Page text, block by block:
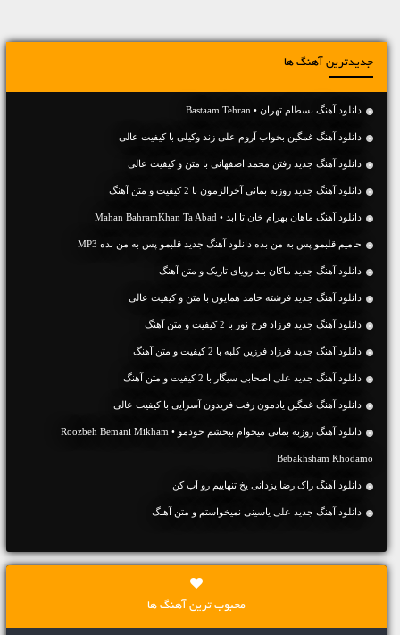
جدیدترین آهنگ ها
دانلود آهنگ بسطام تهران • Bastaam Tehran
دانلود آهنگ غمگین بخواب آروم علی زند وکیلی با کیفیت عالی
دانلود آهنگ جديد رفتن محمد اصفهانی با متن و کیفیت عالی
دانلود آهنگ جديد روزبه بمانی آخرالزمون با 2 کیفیت و متن آهنگ
دانلود آهنگ ماهان بهرام خان تا ابد • Mahan BahramKhan Ta Abad
حامیم قلبمو پس به من بده دانلود آهنگ جدید قلبمو پس به من بده MP3
دانلود آهنگ جديد ماکان بند رویای تاریک و متن آهنگ
دانلود آهنگ جديد فرشته حامد همایون با متن و کیفیت عالی
دانلود آهنگ جديد فرزاد فرخ نور با 2 کیفیت و متن آهنگ
دانلود آهنگ جديد فرزاد فرزین کلبه با 2 کیفیت و متن آهنگ
دانلود آهنگ جديد علی اصحابی سیگار با 2 کیفیت و متن آهنگ
دانلود آهنگ غمگین یادمون رفت فریدون آسرایی با کیفیت عالی
دانلود آهنگ روزبه بمانی میخوام ببخشم خودمو • Roozbeh Bemani Mikham
Bebakhsham Khodamo
دانلود آهنگ راک رضا یزدانی یخ تنهاییم رو آب کن
دانلود آهنگ جديد علی یاسینی نمیخواستم و متن آهنگ
محبوب ترین آهنگ ها